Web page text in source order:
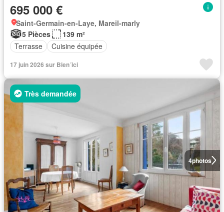
695 000 €
Saint-Germain-en-Laye, Mareil-marly
5 Pièces
139 m²
Terrasse
Cuisine équipée
17 juin 2026 sur Bien´ici
4photos
Très demandée